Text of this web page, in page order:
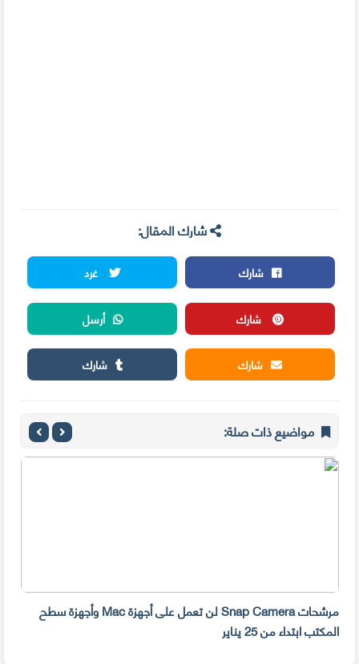
شارك المقال:
شارك
غرد
شارك
أرسل
شارك
شارك
مواضيع ذات صلة:
مرشحات Snap Camera لن تعمل على أجهزة Mac وأجهزة سطح
المكتب ابتداء من 25 يناير